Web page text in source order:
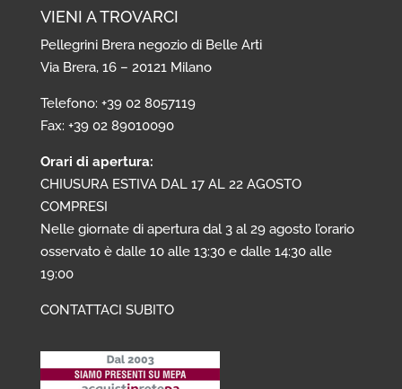
VIENI A TROVARCI
Pellegrini Brera negozio di Belle Arti
Via Brera, 16 – 20121 Milano
Telefono: +39 02 8057119
Fax: +39 02 89010090
Orari di apertura:
CHIUSURA ESTIVA DAL 17 AL 22 AGOSTO
COMPRESI
Nelle giornate di apertura dal 3 al 29 agosto l’orario
osservato è dalle 10 alle 13:30 e dalle 14:30 alle
19:00
CONTATTACI SUBITO